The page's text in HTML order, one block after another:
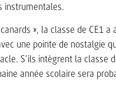
instrumentales.
», la classe de CE1
une pointe de nostalgie
S’ils intègrent la classe
année scolaire sera